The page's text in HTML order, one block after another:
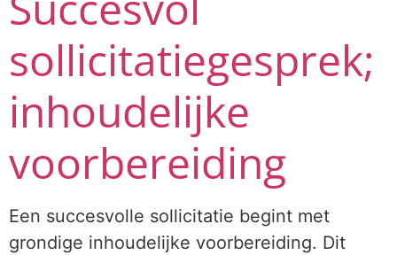
sollicitatiegesprek;
inhoudelijke
voorbereiding
Een succesvolle sollicitatie begint met
grondige inhoudelijke voorbereiding. Dit